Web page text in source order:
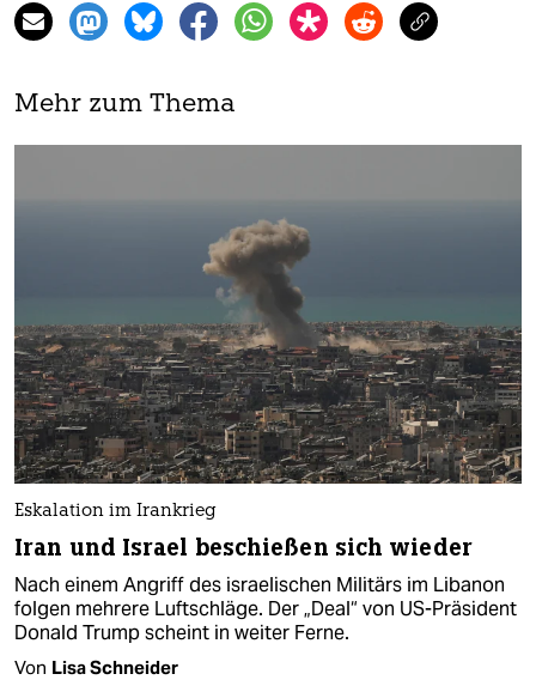
Mehr zum Thema
Eskalation im Irankrieg
Iran und Israel beschießen sich wieder
Nach einem Angriff des israelischen Militärs im Libanon
folgen mehrere Luftschläge. Der „Deal“ von US-Präsident
Donald Trump scheint in weiter Ferne.
Von Lisa Schneider